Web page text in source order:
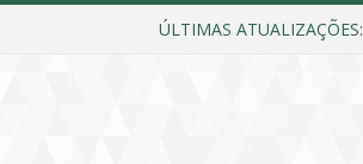
ÚLTIMAS ATUALIZAÇÕES: